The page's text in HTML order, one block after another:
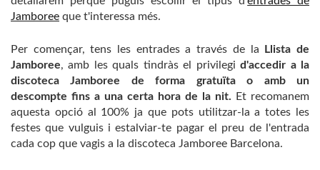
Jamboree que t'interessa més.
Per començar, tens les entrades a través de la
Llista de
Jamboree, amb les quals tindràs el privilegid'accedir a la
discoteca Jamboree de forma gratuïta o amb un
descompte fins a una certa hora de la nit. Et recomanem
aquesta opció al 100% ja que pots utilitzar-la a totes les
festes que vulguis i estalviar-te pagar el preu de l'entrada
cada cop que vagis a la discoteca Jamboree Barcelona.